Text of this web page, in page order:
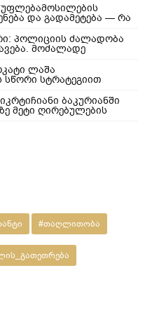
უფლებამოსილების
და გადამეტება — რა
რა სასამართლო
ეკისრება პოლიციელებს
პოლიციის ძალადობა
მოძალადე
დაუყოვნებლივ
იქნეს გაშვებული და
​ყველამ უნდა
გორში,10-მა
სცემა მოქალაქე,
ლაშა
სწორი სტრატეგიით
დავები მოუგო
ბაკურიანში
მეტი ღირებულების
თიბისი
#თაღლითობა